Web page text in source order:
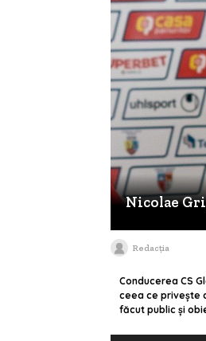
Nicolae
Redacția
Conducerea CS
ceea ce privește
făcut public și